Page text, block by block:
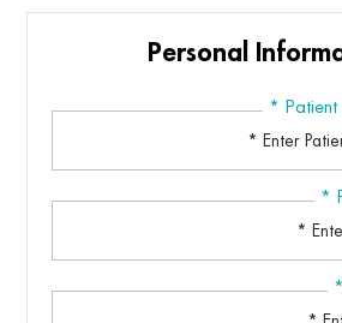
Personal
*
*